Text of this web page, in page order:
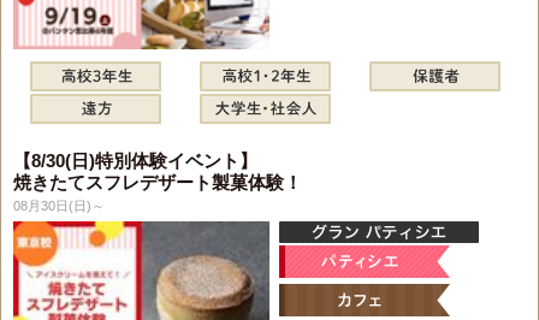
【8/30(日)特別体験イベント】
焼きたてスフレデザート製菓体験！
08月30日(日)～